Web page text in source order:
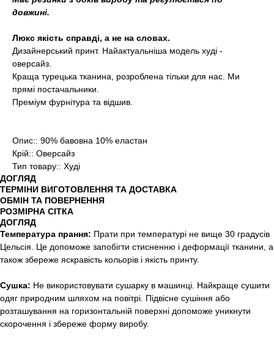
довжині.
Люкс якість справді, а не на словах.
Дизайнерський принт. Найактуальніша модель худі -
оверсайз.
Краща турецька тканина, розроблена тільки для нас. Ми
прямі постачальники.
Преміум фурнітура та відшив.
Опис:: 90% бавовна 10% еластан
Крій:: Оверсайз
Тип товару:: Худі
ДОГЛЯД
ТЕРМІНИ ВИГОТОВЛЕННЯ ТА ДОСТАВКА
ОБМІН ТА ПОВЕРНЕННЯ
РОЗМІРНА СІТКА
ДОГЛЯД
Температура прання: Прати при температурі не вище 30 градусів
Цельсія. Це допоможе запобігти стисненню і деформації тканини, а
також збереже яскравість кольорів і якість принту.
Сушка: Не використовувати сушарку в машинці. Найкраще сушити
одяг природним шляхом на повітрі. Підвісне сушіння або
розташування на горизонтальній поверхні допоможе уникнути
скорочення і збереже форму виробу.